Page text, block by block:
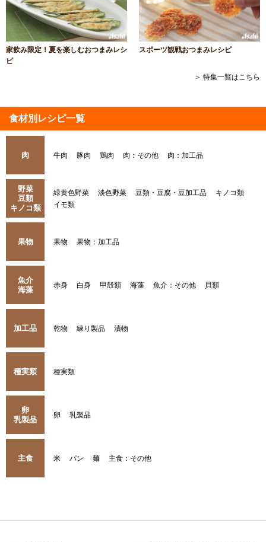
家飲み限定！夏を楽しむおつまみレシ
ピ
スポーツ観戦おつまみレシピ
＞ 特集一覧はこちら
食材別レシピ一覧
肉 牛肉 豚肉 鶏肉 肉：その他 肉：加工品
野菜
豆類
キノコ類
緑黄色野菜 淡色野菜 豆類・豆腐・豆加工品
キノコ類
イモ類
果物 果物 果物：加工品
魚介
海藻
赤身 白身 甲殻類 海藻 魚介：その他 貝類
加工品 乾物 練り製品 漬物
種実類 種実類
卵
乳製品
卵 乳製品
主食 米 パン 麺 主食：その他